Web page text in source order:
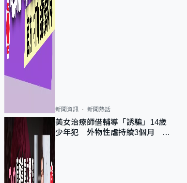
新聞資訊 新聞熱話
美女治療師借輔導「誘騙」14歲
少年犯 外物性虐持續3個月 受